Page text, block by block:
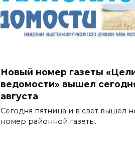
Новый номер газеты
ведомости» вышел
августа
Сегодня пятница и в свет вышел
номер районной газеты.